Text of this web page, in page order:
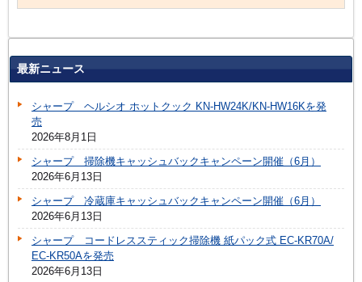
最新ニュース
シャープ ヘルシオ ホットクック KN-HW24K/KN-HW16Kを発
売
2026年8月1日
シャープ 掃除機キャッシュバックキャンペーン開催（6月）
2026年6月13日
シャープ 冷蔵庫キャッシュバックキャンペーン開催（6月）
2026年6月13日
シャープ コードレススティック掃除機 紙パック式 EC-KR70A/
EC-KR50Aを発売
2026年6月13日